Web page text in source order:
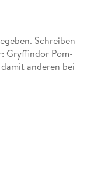
Schreiben
Gryffindor Pom-
anderen bei